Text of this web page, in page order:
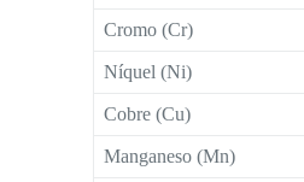
Cromo (Cr)
Níquel (Ni)
Cobre (Cu)
Manganeso (Mn)